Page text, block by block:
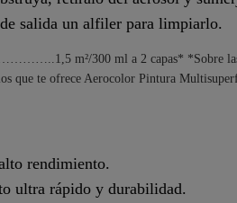
salida un alfiler para limpiarlo.
m²/300 ml a 2 capas* *Sobre las
que te ofrece Aerocolor Pintura
rendimiento.
ultra rápido y durabilidad.